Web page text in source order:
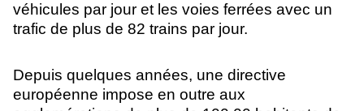
véhicules par jour et les voies ferrées avec un
trafic de plus de 82 trains par jour.
Depuis quelques années, une directive
européenne impose en outre aux